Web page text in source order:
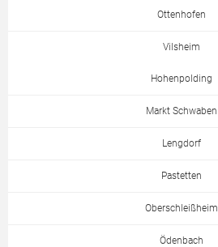
Ottenhofen
Vilsheim
Hohenpolding
Markt Schwaben
Lengdorf
Pastetten
Oberschleißheim
Ödenbach